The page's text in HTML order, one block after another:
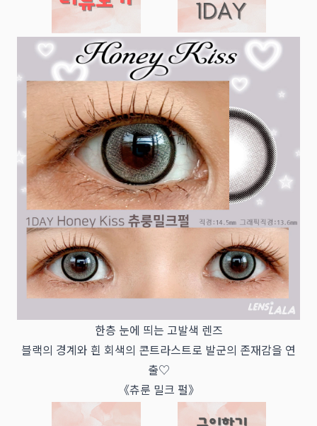
한층 눈에 띄는 고발색 렌즈
블랙의 경계와 흰 회색의 콘트라스트로 발군의 존재감을 연
출♡
《츄룬 밀크 펄》